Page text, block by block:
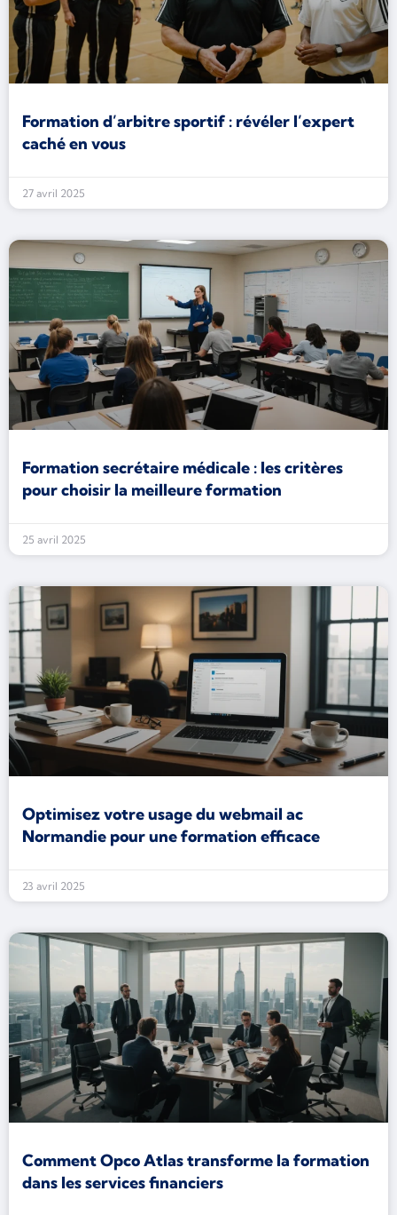
Formation d’arbitre sportif : révéler l’expert
caché en vous
27 avril 2025
Formation secrétaire médicale : les critères
pour choisir la meilleure formation
25 avril 2025
Optimisez votre usage du webmail ac
Normandie pour une formation efficace
23 avril 2025
Comment Opco Atlas transforme la formation
dans les services financiers